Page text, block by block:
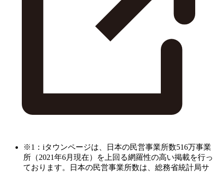
※1：iタウンページは、日本の民営事業所数516万事業
所（2021年6月現在）を上回る網羅性の高い掲載を行っ
ております。日本の民営事業所数は、総務省統計局サ